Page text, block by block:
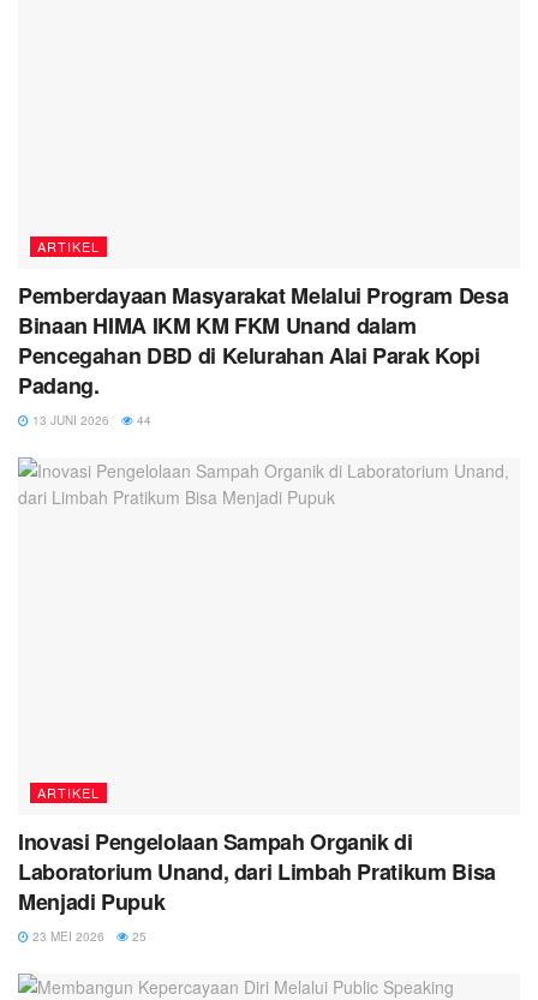
ARTIKEL
Pemberdayaan Masyarakat Melalui Program Desa
Binaan HIMA IKM KM FKM Unand dalam
Pencegahan DBD di Kelurahan Alai Parak Kopi
Padang.
13 JUNI 2026 44
ARTIKEL
Inovasi Pengelolaan Sampah Organik di
Laboratorium Unand, dari Limbah Pratikum Bisa
Menjadi Pupuk
23 MEI 2026 25